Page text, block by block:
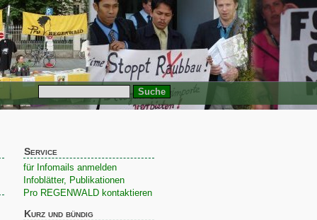
Service
für Infomails anmelden
Infoblätter, Publikationen
Pro REGENWALD kontaktieren
Kurz und bündig